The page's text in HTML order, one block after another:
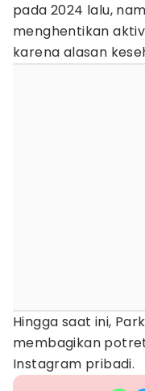
pada 2024 lalu,
menghentikan
karena alasan
Hingga saat ini,
membagikan
Instagram pribadi.